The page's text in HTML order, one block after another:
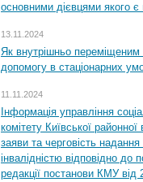
основними дієвцями якого є
13.11.2024
Як внутрішньо переміщеним
допомогу в стаціонарних
11.11.2024
Інформація управління
комітету Київської
заяви та черговість надання
інвалідністю відповідно
редакції постанови КМУ